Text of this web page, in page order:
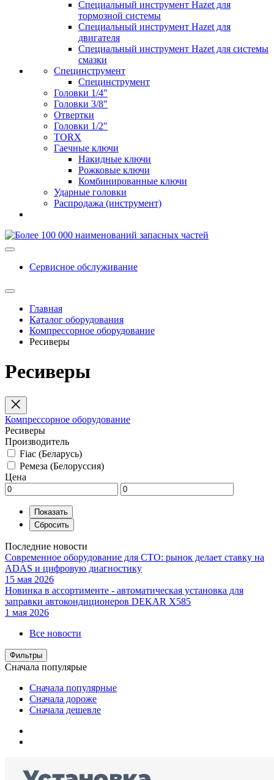
Специальный инструмент Hazet для
тормозной системы
Специальный инструмент Hazet для
двигателя
Специальный инструмент Hazet для системы
смазки
Специнструмент
Специнструмент
Головки 1/4"
Головки 3/8"
Отвертки
Головки 1/2"
TORX
Гаечные ключи
Накидные ключи
Рожковые ключи
Комбинированные ключи
Ударные головки
Распродажа (инструмент)
Сервисное обслуживание
Главная
Каталог оборудования
Компрессорное оборудование
Ресиверы
Ресиверы
Компрессорное оборудование
Ресиверы
Производитель
Fiac (Беларусь)
Ремеза (Белоруссия)
Цена
Последние новости
Современное оборудование для СТО: рынок делает ставку на
ADAS и цифровую диагностику
15 мая 2026
Новинка в ассортименте - автоматическая установка для
заправки автокондиционеров DEKAR X585
1 мая 2026
Все новости
Фильтры
Сначала популярые
Сначала популярные
Сначала дороже
Сначала дешевле